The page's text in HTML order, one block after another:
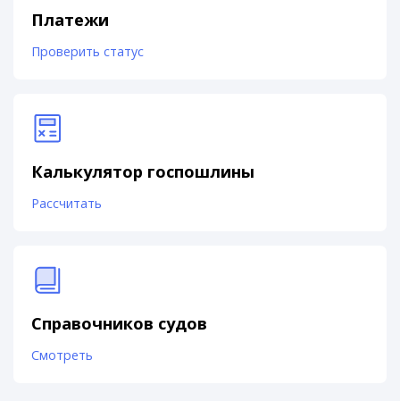
Платежи
Проверить статус
Калькулятор госпошлины
Рассчитать
Справочников судов
Смотреть